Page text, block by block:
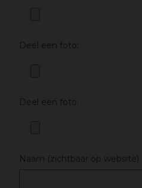
Deel een foto:
Deel een foto:
Naam (zichtbaar op website):